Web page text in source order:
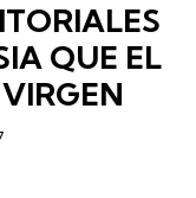
QUE EL